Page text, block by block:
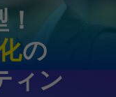
の
ィン